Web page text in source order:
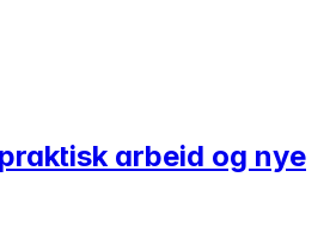
arbeid og nye